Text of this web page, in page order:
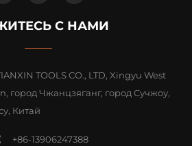
С НАМИ
TOOLS CO., LTD, Xingyu West
город Чжанцзяганг, город Сучжоу,
Китай
+86-13906247388